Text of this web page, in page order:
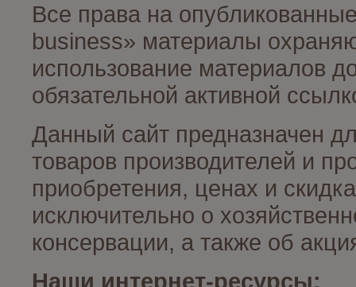
Все права на
business» материалы
использование материалов
обязательной активной
Данный сайт предназначен
товаров производителей и
приобретения, ценах и
исключительно о
консервации, а также об
Наши интернет-ресурсы: